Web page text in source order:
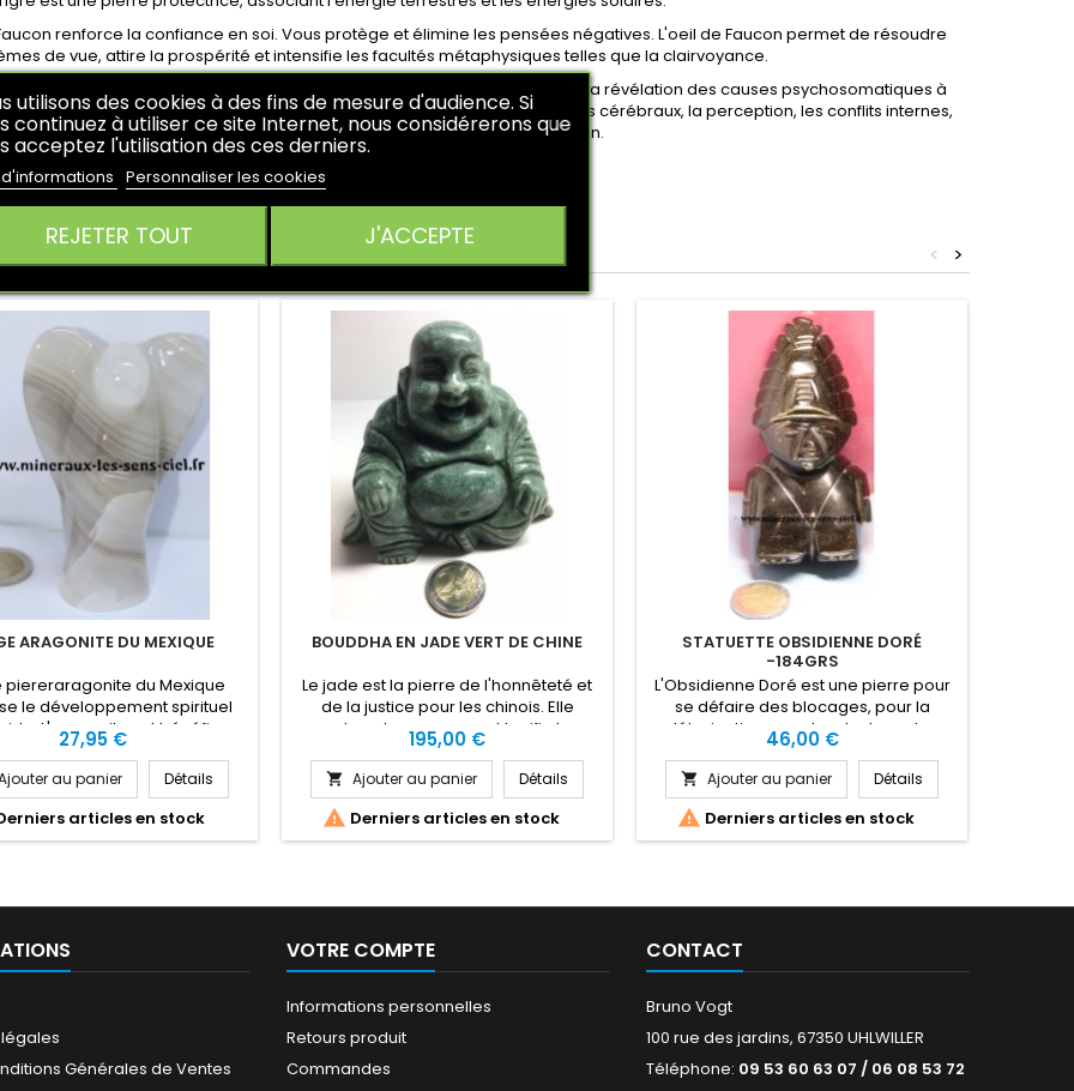
renforce la confiance en soi. Vous protège et élimine les pensées négatives. L'oeil de Faucon permet de résoudre
de vue, attire la prospérité et intensifie les facultés métaphysiques telles que la clairvoyance.
est bénéfique pour le système circulatoire, les intestins, les jambes, la révélation des causes psychosomatiques à
d'une épaule ankylosée où d'un torticolis, l'intégration des hémisphères cérébraux, la perception, les conflits internes,
le yin yang, la fatigue, la vision nocturne, la constrictions, l'intuition.
photo réelle.
- 102grs
PRODUITS DANS LA MÊME CATÉGORIE : >
<
ARAGONITE DU MEXIQUE
piereraragonite du Mexique
le développement spirituel
L'aragonite est bénéfique
patience, le stress émotionnel,
la fiabilité, l'acceptation, la
la tolérance, la douleur
pour le bas du dos)
la guérison des blessures, la
Prix
27,95 €
au panier Détails
articles en stock
BOUDDHA EN JADE VERT DE CHINE
Le jade est la pierre de l'honnêteté et
de la justice pour les chinois. Elle
soulage les crampes et tonifie les
muscles, elle adoucit également la
peau. La Jade vert est bénéfique pour
la détoxication, la filtration, l'élimination,
les reins, les glandes surrénales, les
sutures, la rate, les hanches,
Prix
195,00 €
 Ajouter au panier Détails
 Derniers articles en stock
STATUETTE OBSIDIENNE DORÉ
-184GRS
L'Obsidienne Doré est une pierre pour
se défaire des blocages, pour la
détoxication, pour les douleurs, les
crampes, l'arthrite, douleur articulaire
et saignement. Elle extirpe avec force
la négativité et renvoie les
malédictions. L'Obsidienne noire est
bénéfique pour la force, la digestion de
Prix
46,00 €
 Ajouter au panier Détails
 Derniers articles en stock
Générales de Ventes
VOTRE COMPTE
Informations personnelles
Retours produit
Commandes
CONTACT
Bruno Vogt
100 rue des jardins, 67350 UHLWILLER
Téléphone: 09 53 60 63 07 / 06 08 53 72
utilisons des cookies à des fins de mesure d'audience. Si
continuez à utiliser ce site Internet, nous considérerons que
acceptez l'utilisation des ces derniers.
d'informations Personnaliser les cookies
REJETER TOUT J'ACCEPTE